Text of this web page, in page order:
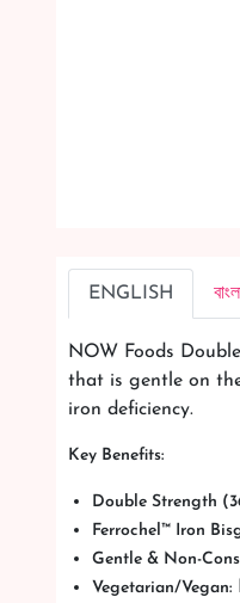
ENGLISH
NOW Foods
that is gentle on
iron deficiency.
Key Benefits:
Double Strength
Ferrochel™ Iron
Gentle & Non-
Vegetarian/Vegan: